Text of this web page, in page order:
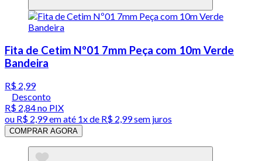
Fita de Cetim Nº01 7mm Peça com 10m Verde
Bandeira
R$ 2,99
Desconto
R$ 2,84no PIX
ou R$ 2,99em até 1x de R$ 2,99sem juros
COMPRAR AGORA